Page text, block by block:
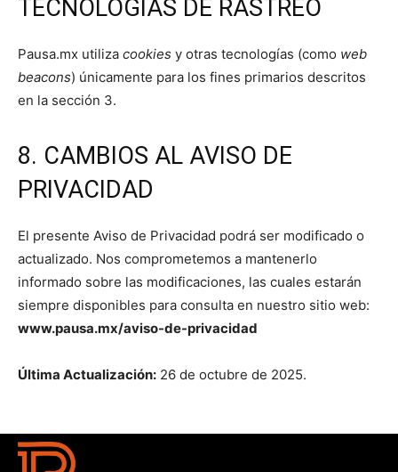
TECNOLOGÍAS DE RASTREO
Pausa.mx utiliza cookies y otras tecnologías (como web
beacons) únicamente para los fines primarios descritos
en la sección 3.
8. CAMBIOS AL AVISO DE
PRIVACIDAD
El presente Aviso de Privacidad podrá ser modificado o
actualizado. Nos comprometemos a mantenerlo
informado sobre las modificaciones, las cuales estarán
siempre disponibles para consulta en nuestro sitio web:
www.pausa.mx/aviso-de-privacidad
Última Actualización: 26 de octubre de 2025.